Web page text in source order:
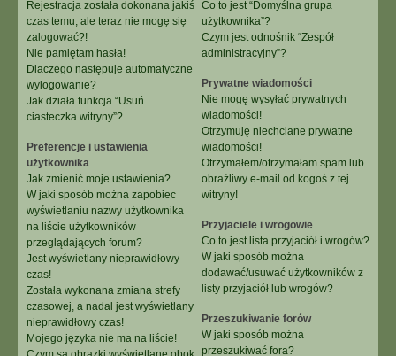
Rejestracja została dokonana jakiś
czas temu, ale teraz nie mogę się
zalogować?!
Nie pamiętam hasła!
Dlaczego następuje automatyczne
wylogowanie?
Jak działa funkcja “Usuń
ciasteczka witryny”?
Preferencje i ustawienia
użytkownika
Jak zmienić moje ustawienia?
W jaki sposób można zapobiec
wyświetlaniu nazwy użytkownika
na liście użytkowników
przeglądających forum?
Jest wyświetlany nieprawidłowy
czas!
Została wykonana zmiana strefy
czasowej, a nadal jest wyświetlany
nieprawidłowy czas!
Mojego języka nie ma na liście!
Co to jest “Domyślna grupa
użytkownika”?
Czym jest odnośnik “Zespół
administracyjny”?
Prywatne wiadomości
Nie mogę wysyłać prywatnych
wiadomości!
Otrzymuję niechciane prywatne
wiadomości!
Otrzymałem/otrzymałam spam lub
obraźliwy e-mail od kogoś z tej
witryny!
Przyjaciele i wrogowie
Co to jest lista przyjaciół i wrogów?
W jaki sposób można
dodawać/usuwać użytkowników z
listy przyjaciół lub wrogów?
Przeszukiwanie forów
W jaki sposób można
przeszukiwać fora?